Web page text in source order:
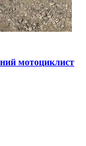
мотоциклист